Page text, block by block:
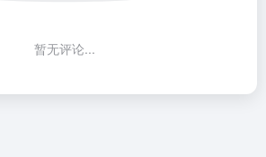
暂无评论...